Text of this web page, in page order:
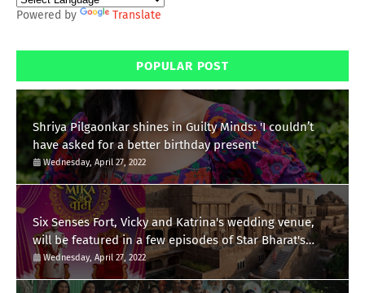
Powered by Translate
POPULAR POST
Shriya Pilgaonkar shines in Guilty Minds: 'I couldn’t
have asked for a better birthday present'
Wednesday, April 27, 2022
Six Senses Fort, Vicky and Katrina's wedding venue,
will be featured in a few episodes of Star Bharat's
'Swayamvar- Mika Di Vohti'?
Wednesday, April 27, 2022